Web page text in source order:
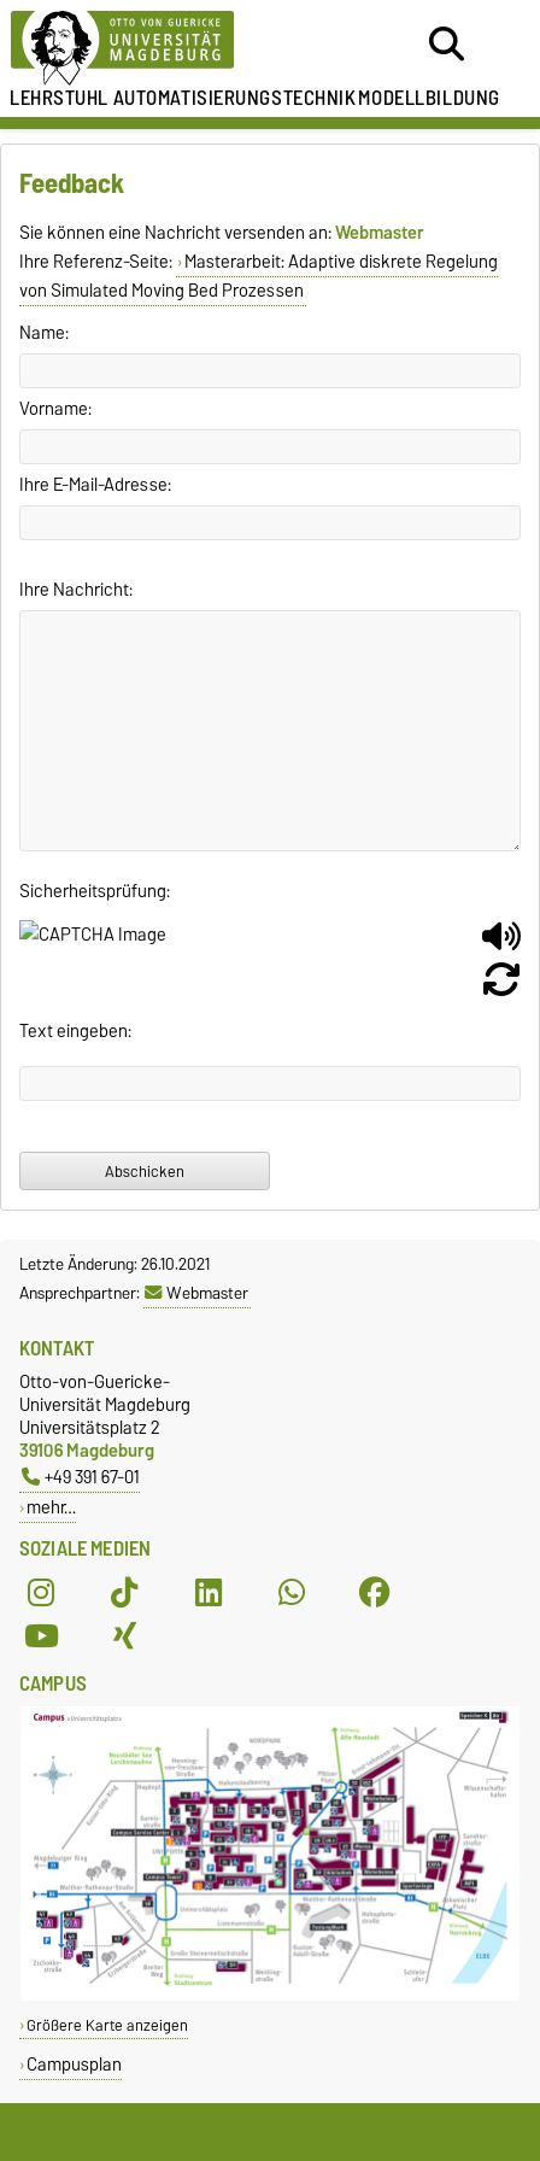
LEHRSTUHLAUTOMATISIERUNGSTECHNIKMODELLBILDUNG
Feedback
Sie können eine Nachricht versenden an:Webmaster
Ihre Referenz-Seite: Masterarbeit: Adaptive diskrete Regelung
von Simulated Moving Bed Prozessen
Name:
Vorname:
Ihre E-Mail-Adresse:
Ihre Nachricht:
Sicherheitsprüfung:
Text eingeben:
Letzte Änderung: 26.10.2021
Ansprechpartner:
Webmaster
SOZIALE MEDIEN
KONTAKT
Otto-von-Guericke-
Universität Magdeburg
Universitätsplatz 2
39106 Magdeburg
+49 391 67-01
mehr…
CAMPUS
Größere Karte anzeigen
Campusplan